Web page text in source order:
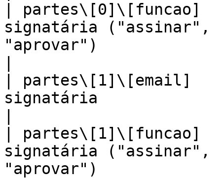
| partes\[0]\[funcao]
signatária ("assinar",
"aprovar")
| partes\[1]\[email]
signatária
| partes\[1]\[funcao]
signatária ("assinar",
"aprovar")